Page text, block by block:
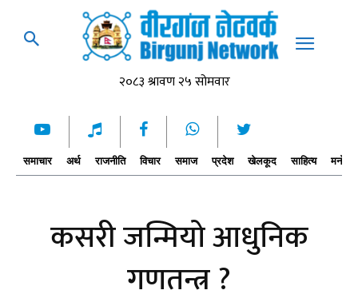
समाचार अर्थ राजनीति विचार समाज प्रदेश खेलकूद साहित्य
कसरी जन्मियो आधुनिक
गणतन्त्र ?